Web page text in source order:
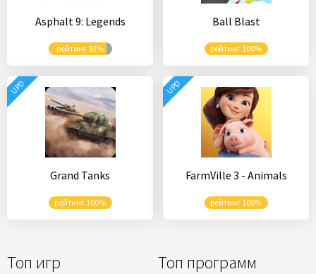
Топ игр Топ программ
Asphalt 9: Legends
рейтинг 92%
Ball Blast
рейтинг 100%
Grand Tanks
рейтинг 100%
UPD
FarmVille 3 - Animals
рейтинг 100%
UPD